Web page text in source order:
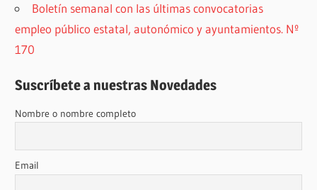
Boletín semanal con las últimas convocatorias
empleo público estatal, autonómico y ayuntamientos. Nº
170
Suscríbete a nuestras Novedades
Nombre o nombre completo
Email